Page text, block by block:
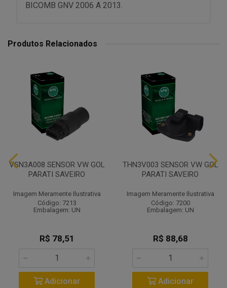
BICOMB GNV 2006 A 2013.
Produtos Relacionados
VSN3A008 SENSOR VW GOL
PARATI SAVEIRO
Imagem Meramente Ilustrativa
Código: 7213
Embalagem: UN
R$ 78,51
Adicionar
THN3V003 SENSOR VW GOL
PARATI SAVEIRO
Imagem Meramente Ilustrativa
Código: 7200
Embalagem: UN
R$ 88,68
Adicionar